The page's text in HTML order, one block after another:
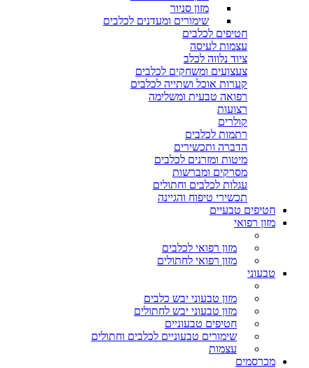
מזון סניור
שימורים ומעדנים לכלבים
חטיפים לכלבים
עצמות לעיסה
ציוד נלווה לכלב
צעצועים ומשחקים לכלבים
קערות אוכל ושתייה לכלבים
רפואה טבעית ומשלימה
רצועות
קולרים
רתמות לכלבים
הדברה ותכשירים
מיטות ומזרנים לכלבים
מסרקים ומברשות
עגלות לכלבים וחתולים
תכשירי טיפוח והגיינה
חטיפים טבעיים
מזון רפואי
מזון רפואי לכלבים
מזון רפואי לחתולים
טבעוני
מזון טבעוני יבש כלבים
מזון טבעוני יבש לחתולים
חטיפים טבעוניים
שימורים טבעוניים לכלבים וחתולים
עצמות
מכרסמים